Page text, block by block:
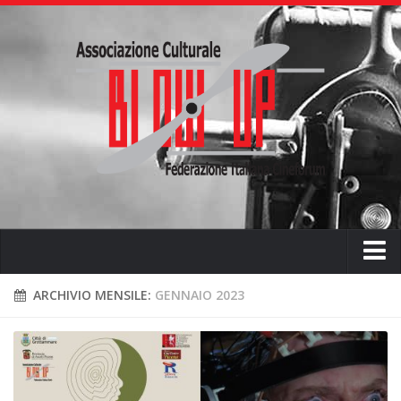
Home
L’ associazione
L’attività didattica
ARCHIVIO MENSILE: GENNAIO 2023